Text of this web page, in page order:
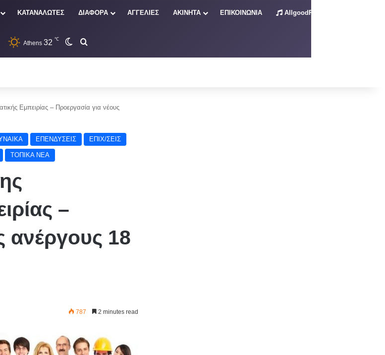
ΚΑΤΑΝΑΛΩΤΕΣ ΔΙΑΦΟΡΑ ΑΓΓΕΛΙΕΣ ΑΚΙΝΗΤΑ ΕΠΙΚΟΙΝΩΝΙΑ AllgoodRadio – Live
Athens 32 ℃ Switch skin
Εμπειρίας – Προεργασία για νέους
ΕΠΕΝΔΥΣΕΙΣ ΕΠΙΧ/ΣΕΙΣ
ΤΟΠΙΚΑ ΝΕΑ
–
ανέργους 18
787 2 minutes read